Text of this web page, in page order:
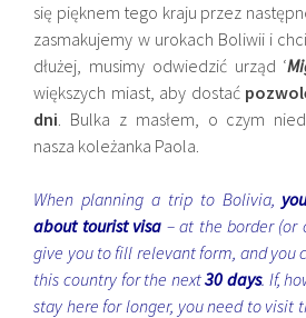
się pięknem tego kraju przez
zasmakujemy w urokach Boliwii i
dłużej, musimy odwiedzić urząd ‘
większych miast, aby dostać
dni. Bulka z masłem, o czym
nasza koleżanka Paola.
When planning a trip to Bolivia,
about tourist visa – at the border
give you to fill relevant form, and you
this country for the next30 days. If,
stay here for longer, you need to visit